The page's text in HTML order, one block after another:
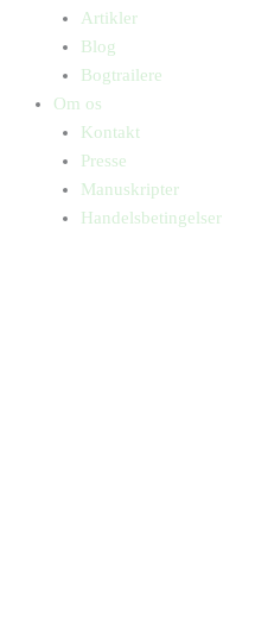
Artikler
Blog
Bogtrailere
Om os
Kontakt
Presse
Manuskripter
Handelsbetingelser